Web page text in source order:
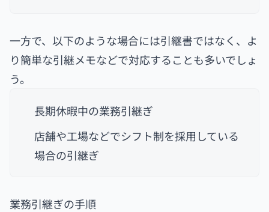
一方で、以下のような場合には引継書ではなく、よ
り簡単な引継メモなどで対応することも多いでしょ
う。
長期休暇中の業務引継ぎ
店舗や工場などでシフト制を採用している
場合の引継ぎ
業務引継ぎの手順